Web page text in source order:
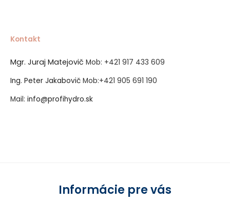
Kontakt
Mgr. Juraj Matejovič Mob: +421 917 433 609
Ing. Peter Jakabovič Mob:+421 905 691 190
Mail: info@profihydro.sk
Informácie pre vás